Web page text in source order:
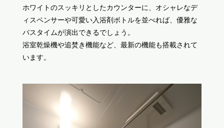
ホワイトのスッキリとしたカウンターに、オシャレなデ
ィスペンサーや可愛い入浴剤ボトルを並べれば、優雅な
バスタイムが演出できるでしょう。
浴室乾燥機や追焚き機能など、最新の機能も搭載されて
います。